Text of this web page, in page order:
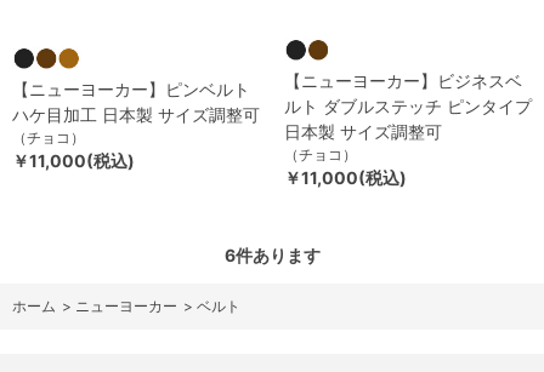
【ニューヨーカー】ピンベルト
ハケ目加工 日本製 サイズ調整可
（チョコ）
￥11,000(税込)
【ニューヨーカー】ビジネスベ
ルト ダブルステッチ ピンタイプ
日本製 サイズ調整可
（チョコ）
￥11,000(税込)
6件あります
ホーム > ニューヨーカー > ベルト